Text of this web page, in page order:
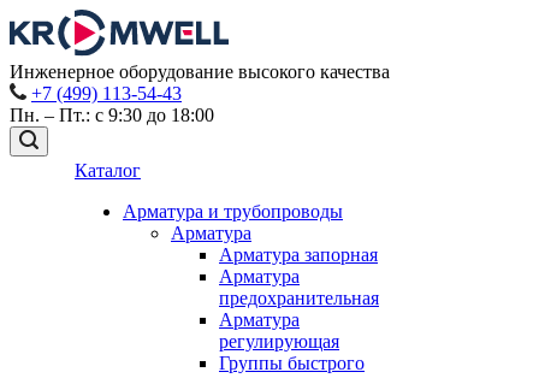
Инженерное оборудование высокого качества
+7 (499) 113-54-43
Пн. – Пт.: с 9:30 до 18:00
Каталог
Арматура и трубопроводы
Арматура
Арматура запорная
Арматура
предохранительная
Арматура
регулирующая
Группы быстрого